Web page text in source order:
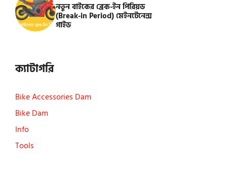
নতুন বাইকের ব্রেক-ইন পিরিয়ড
(Break-in Period) মেইনটেনেন্স
গাইড
ক্যাটাগরি
Bike Accessories Dam
Bike Dam
Info
Tools